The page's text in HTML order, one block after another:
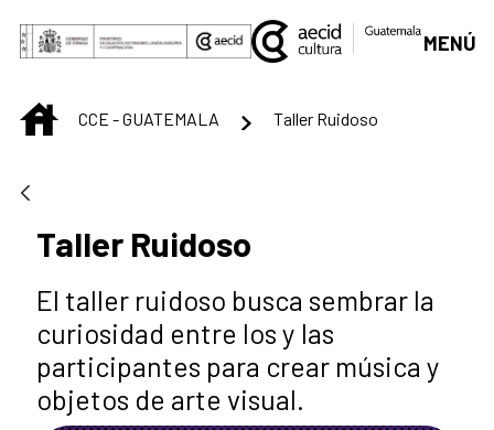
Saltar al contenido principal
MENÚ
INICIOCCE - GUATEMALA Taller Ruidoso
Taller Ruidoso
El taller ruidoso busca sembrar la
curiosidad entre los y las
participantes para crear música y
objetos de arte visual.